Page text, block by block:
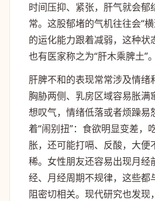
时间压抑、紧张，肝气就会郁
常。这股郁堵的气机往往会“
的运化能力跟着减弱，这种状
也有医家称之为“肝木乘脾土”。
肝脾不和的表现常常涉及情绪
胸胁两侧、乳房区域容易胀满
想叹气，情绪低落或者烦躁易
着“闹别扭”：食欲明显变差，
胀，还可能打嗝、反酸，大便
稀。女性朋友还容易出现月经
经、月经周期不规律，这些都
阻密切相关。现代研究也发现